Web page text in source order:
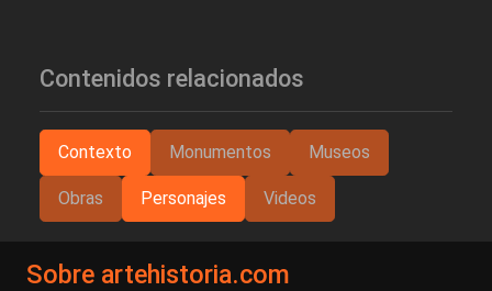
Contenidos relacionados
Contexto Monumentos Museos
Obras Personajes Videos
Sobre artehistoria.com